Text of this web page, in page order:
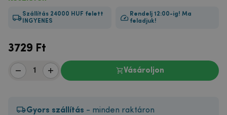
Szállítás 24000 HUF felett
INGYENES
Rendelj 12:00-ig! Ma
feladjuk!
3729 Ft
Vásároljon
Gyors szállítás - minden raktáron